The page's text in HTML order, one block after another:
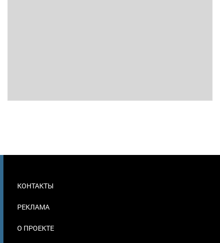
В
КОНТАКТЫ
РЕКЛАМА
О ПРОЕКТЕ